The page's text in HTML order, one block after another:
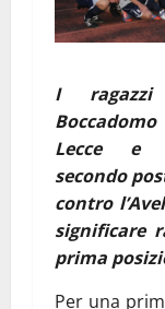
I
Lecce e
secondo
contro
significare
prima
Per una